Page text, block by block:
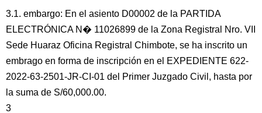
3.1. embargo: En el asiento D00002 de la PARTIDA
ELECTRÓNICA N� 11026899 de la Zona Registral Nro. VII
Sede Huaraz Oficina Registral Chimbote, se ha inscrito un
embrago en forma de inscripción en el EXPEDIENTE 622-
2022-63-2501-JR-CI-01 del Primer Juzgado Civil, hasta por
la suma de S/60,000.00.
3